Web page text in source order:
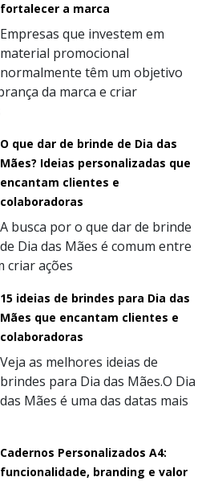
fortalecer a marca
Empresas que investem em
material promocional
normalmente têm um objetivo
da marca e criar
O que dar de brinde de Dia das
Mães? Ideias personalizadas que
encantam clientes e
colaboradoras
A busca por o que dar de brinde
de Dia das Mães é comum entre
criar ações
15 ideias de brindes para Dia das
Mães que encantam clientes e
colaboradoras
Veja as melhores ideias de
brindes para Dia das Mães.O Dia
das Mães é uma das datas mais
Cadernos Personalizados A4:
funcionalidade, branding e valor